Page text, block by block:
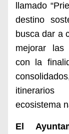
llamado
destino
busca dar a
mejorar las
con la
ecosistema
El